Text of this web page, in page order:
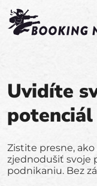
Uvidíte
potenciál
Zistite presne,
zjednodušiť svoje
podnikaniu. Bez